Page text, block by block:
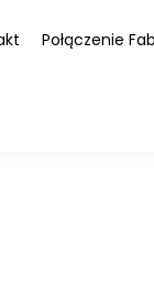
Połączenie